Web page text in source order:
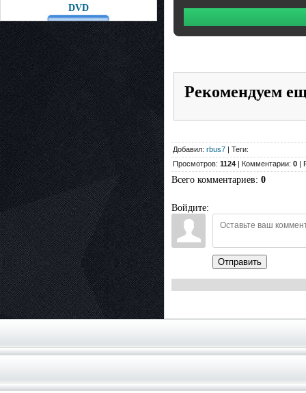
DVD
Рекомендуем
Добавил: rbus7 | Теги:
Просмотров: 1124 | Комментарии: 0 |
Всего комментариев: 0
Войдите:
Отправить